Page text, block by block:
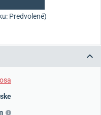
Predvolené)